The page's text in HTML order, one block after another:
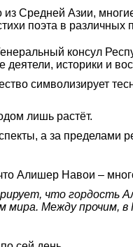
из Средней Азии,
поэта в различных
консул
деятели, историки и
символизирует
лишь растёт.
а за пределами
Алишер Навои –
что гордость
мира. Между прочим,